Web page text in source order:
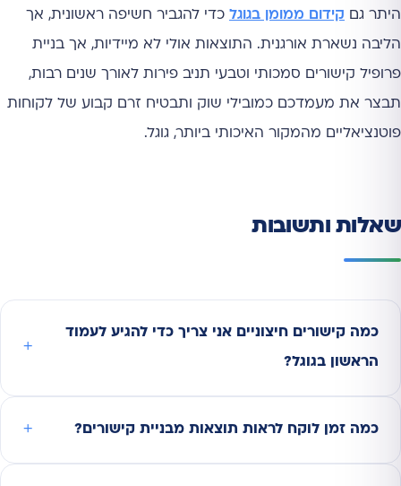
היתר גם קידום ממומן בגוגל כדי להגביר חשיפה ראשונית, אך
הליבה נשארת אורגנית. התוצאות אולי לא מיידיות, אך בניית
פרופיל קישורים סמכותי וטבעי תניב פירות לאורך שנים רבות,
תבצר את מעמדכם כמובילי שוק ותבטיח זרם קבוע של לקוחות
פוטנציאליים מהמקור האיכותי ביותר, גוגל.
שאלות ותשובות
כמה קישורים חיצוניים אני צריך כדי להגיע לעמוד
הראשון בגוגל?
כמה זמן לוקח לראות תוצאות מבניית קישורים?